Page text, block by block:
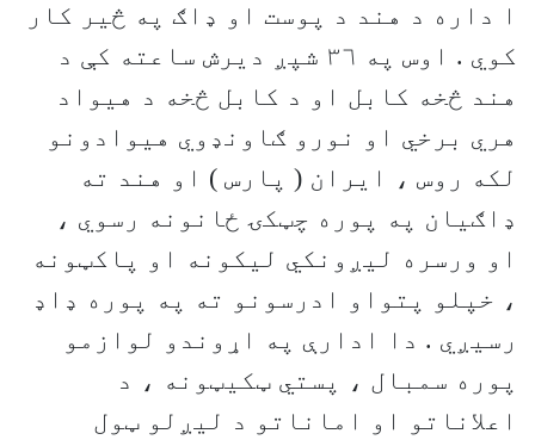
ا داره د هند د پوست او ډاګ په څير کار
کوي . اوس په ٣٦ شپږ ديرش ساعته کې د
هند څخه کابل او د کابل څخه د هيواد
هري برخي او نورو ګاونډوي هيوادونو
لکه روس ، ايران ( پارس ) او هند ته
ډاګيان په پوره چټکۍ ځانونه رسوي ،
او ورسره ليږونکي ليکونه او پاکټونه
، خپلو پتواو ادرسونو ته په پوره ډاډ
رسيږي . دا ادارې په اړوندو لوازمو
پوره سمبال ، پستي ټکيټونه ، د
اعلاناتو او اماناتو د ليږلو ټول